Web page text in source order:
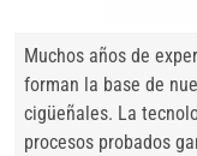
Muchos años de
forman la base de
cigüeñales. La
procesos probados